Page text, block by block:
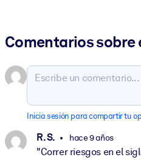
Comentarios sobre
Inicia sesión para compartir tu
R. S. hace 9 años
"Correr riesgos en el